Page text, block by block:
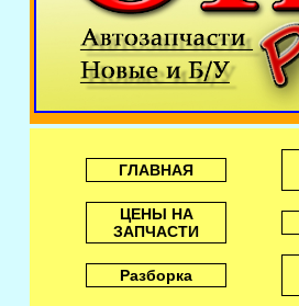
ГЛАВНАЯ
ЦЕНЫ НА
ЗАПЧАСТИ
Разборка